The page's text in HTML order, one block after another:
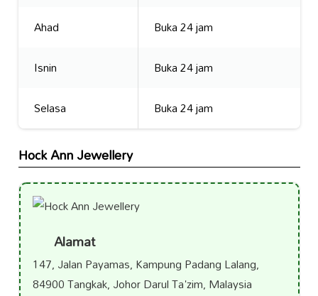
Ahad
Buka 24 jam
Isnin
Buka 24 jam
Selasa
Buka 24 jam
Hock Ann Jewellery
Alamat
147, Jalan Payamas, Kampung Padang Lalang,
84900 Tangkak, Johor Darul Ta'zim, Malaysia